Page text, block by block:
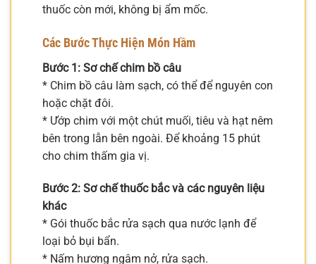
thuốc còn mới, không bị ẩm mốc.
Các Bước Thực Hiện Món Hầm
Bước 1: Sơ chế chim bồ câu
* Chim bồ câu làm sạch, có thể để nguyên con
hoặc chặt đôi.
* Ướp chim với một chút muối, tiêu và hạt nêm
bên trong lẫn bên ngoài. Để khoảng 15 phút
cho chim thấm gia vị.
Bước 2: Sơ chế thuốc bắc và các nguyên liệu
khác
* Gói thuốc bắc rửa sạch qua nước lạnh để
loại bỏ bụi bẩn.
* Nấm hương ngâm nở, rửa sạch.